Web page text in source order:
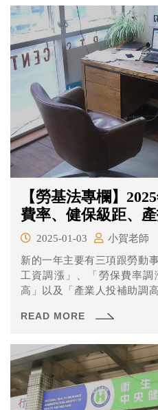
【勞基法專欄】
費率、健保級距、
2025-01-03
小賀老師
新的一年主要有三項跟勞動
工資調漲」、「勞保費率
高」以及「產業人投補助調
READ MORE